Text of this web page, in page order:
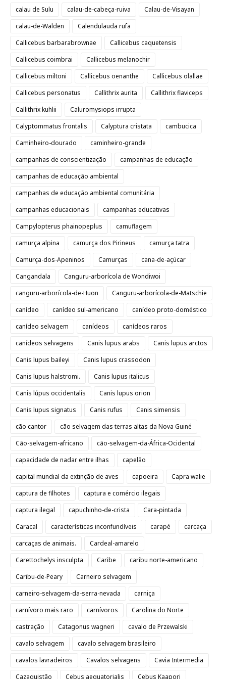
calau de Sulu
calau-de-cabeça-ruiva
Calau-de-Visayan
calau-de-Walden
Calendulauda rufa
Callicebus barbarabrownae
Callicebus caquetensis
Callicebus coimbrai
Callicebus melanochir
Callicebus miltoni
Callicebus oenanthe
Callicebus olallae
Callicebus personatus
Callithrix aurita
Callithrix flaviceps
Callithrix kuhlii
Caluromysiops irrupta
Calyptommatus frontalis
Calyptura cristata
cambucica
Caminheiro-dourado
caminheiro-grande
campanhas de conscientização
campanhas de educação
campanhas de educação ambiental
campanhas de educação ambiental comunitária
campanhas educacionais
campanhas educativas
Campylopterus phainopeplus
camuflagem
camurça alpina
camurça dos Pirineus
camurça tatra
Camurça-dos-Apeninos
Camurças
cana-de-açúcar
Cangandala
Canguru-arborícola de Wondiwoi
canguru-arborícola-de-Huon
Canguru-arborícola-de-Matschie
canídeo
canídeo sul-americano
canídeo proto-doméstico
canídeo selvagem
canídeos
canídeos raros
canídeos selvagens
Canis lupus arabs
Canis lupus arctos
Canis lupus baileyi
Canis lupus crassodon
Canis lupus halstromi.
Canis lupus italicus
Canis lúpus occidentalis
Canis lupus orion
Canis lupus signatus
Canis rufus
Canis simensis
cão cantor
cão selvagem das terras altas da Nova Guiné
Cão-selvagem-africano
cão-selvagem-da-África-Ocidental
capacidade de nadar entre ilhas
capelão
capital mundial da extinção de aves
capoeira
Capra walie
captura de filhotes
captura e comércio ilegais
captura ilegal
capuchinho-de-crista
Cara-pintada
Caracal
características inconfundíveis carapé
carcaça
carcaças de animais.
Cardeal-amarelo
Carettochelys insculpta
Caribe
caribu norte-americano
Caribu-de-Peary
Carneiro selvagem
carneiro-selvagem-da-serra-nevada
carniça
carnívoro mais raro
carnívoros
Carolina do Norte
castração
Catagonus wagneri
cavalo de Przewalski
cavalo selvagem
cavalo selvagem brasileiro
cavalos lavradeiros
Cavalos selvagens
Cavia Intermedia
Cazaquistão
Cebus aequatorialis Cebus Kaapori